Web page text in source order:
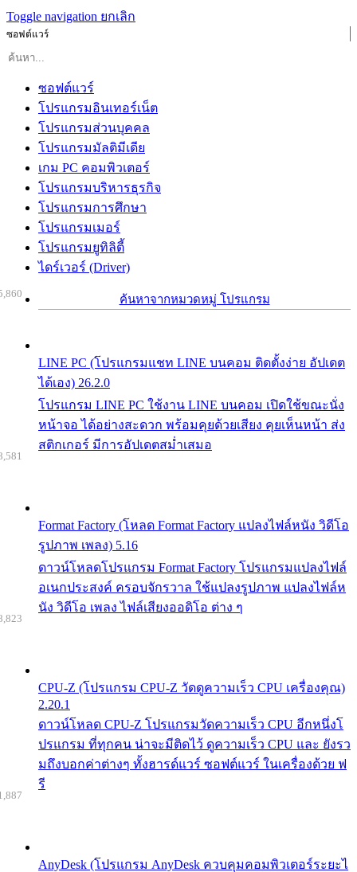
Toggle navigation ยกเลิก
ซอฟต์แวร์
ซอฟต์แวร์
โปรแกรมอินเทอร์เน็ต
โปรแกรมส่วนบุคคล
โปรแกรมมัลติมีเดีย
เกม PC คอมพิวเตอร์
โปรแกรมบริหารธุรกิจ
โปรแกรมการศึกษา
โปรแกรมเมอร์
โปรแกรมยูทิลิตี้
ไดร์เวอร์ (Driver)
ค้นหาจากหมวดหมู่ โปรแกรม
LINE PC (โปรแกรมแชท LINE บนคอม ติดตั้งง่าย อัปเดต
ได้เอง) 26.2.0
โปรแกรม LINE PC ใช้งาน LINE บนคอม เปิดใช้ขณะนั่ง
หน้าจอ ได้อย่างสะดวก พร้อมคุยด้วยเสียง คุยเห็นหน้า ส่ง
สติกเกอร์ มีการอัปเดตสม่ำเสมอ
Format Factory (โหลด Format Factory แปลงไฟล์หนัง วิดีโอ
รูปภาพ เพลง) 5.16
ดาวน์โหลดโปรแกรม Format Factory โปรแกรมแปลงไฟล์
อเนกประสงค์ ครอบจักรวาล ใช้แปลงรูปภาพ แปลงไฟล์ห
นัง วิดีโอ เพลง ไฟล์เสียงออดิโอ ต่าง ๆ
CPU-Z (โปรแกรม CPU-Z วัดดูความเร็ว CPU เครื่องคุณ)
2.20.1
ดาวน์โหลด CPU-Z โปรแกรมวัดความเร็ว CPU อีกหนึ่งโ
ปรแกรม ที่ทุกคน น่าจะมีติดไว้ ดูความเร็ว CPU และ ยังรว
มถึงบอกค่าต่างๆ ทั้งฮารด์แวร์ ซอฟต์แวร์ ในเครื่องด้วย ฟ
รี
AnyDesk (โปรแกรม AnyDesk ควบคุมคอมพิวเตอร์ระยะไ